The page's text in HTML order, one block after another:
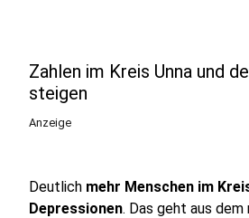
Zahlen im Kreis Unna und
steigen
Anzeige
Deutlich mehr Menschen im
Depressionen. Das geht aus dem